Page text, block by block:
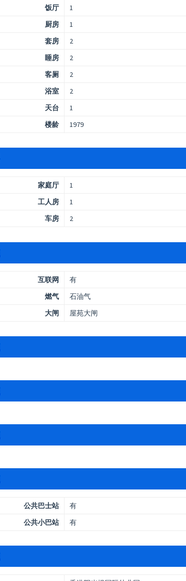
饭厅
1
厨房
1
套房
2
睡房
2
客厕
2
浴室
2
天台
1
楼龄
1979
家庭厅
1
工人房
1
车房
2
互联网
有
燃气
石油气
大闸
屋苑大闸
公共巴士站
有
公共小巴站
有